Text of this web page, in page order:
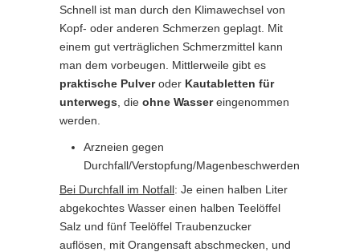
Schnell ist man durch den Klimawechsel von
Kopf- oder anderen Schmerzen geplagt. Mit
einem gut verträglichen Schmerzmittel kann
man dem vorbeugen. Mittlerweile gibt es
praktische Pulveroder Kautabletten für
unterwegs , die ohne Wassereingenommen
werden.
Arzneien gegen
Durchfall/Verstopfung/Magenbeschwerden
Bei Durchfall im Notfall: Je einen halben Liter
abgekochtes Wasser einen halben Teelöffel
Salz und fünf Teelöffel Traubenzucker
auflösen, mit Orangensaft abschmecken, und